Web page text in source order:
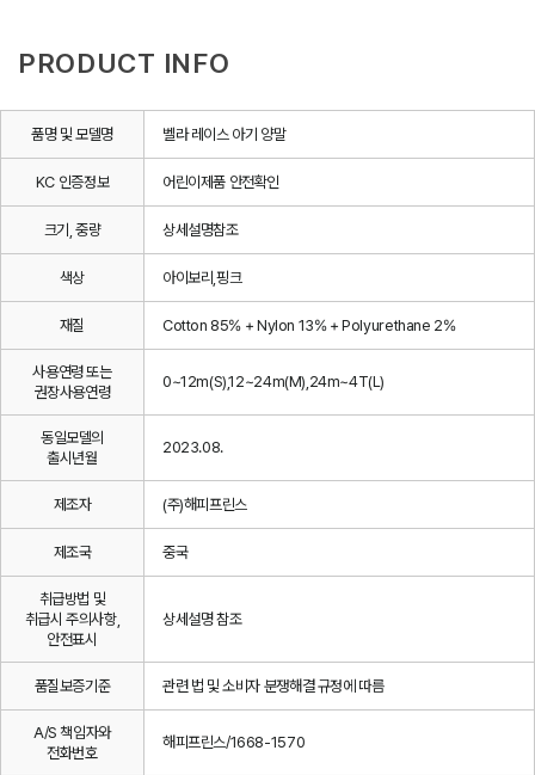
PRODUCT INFO
품명 및 모델명 벨라 레이스 아기 양말
KC 인증정보 어린이제품 안전확인
크기, 중량 상세설명참조
색상 아이보리,핑크
재질 Cotton 85% + Nylon 13% + Polyurethane 2%
사용연령 또는
권장사용연령
0~12m(S),12~24m(M),24m~4T(L)
동일모델의
출시년월
2023.08.
제조자 (주)해피프린스
제조국 중국
취급방법 및
취급시 주의사항,
안전표시
상세설명 참조
품질보증기준 관련 법 및 소비자 분쟁해결 규정에 따름
A/S 책임자와
전화번호
해피프린스/1668-1570